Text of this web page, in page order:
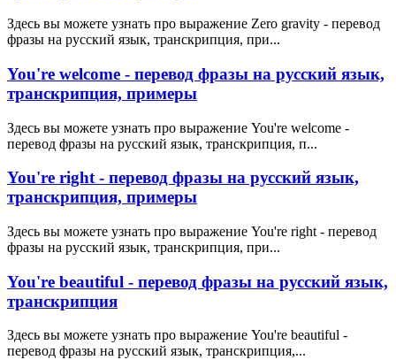
Здесь вы можете узнать про выражение Zero gravity - перевод
фразы на русский язык, транскрипция, при...
You're welcome - перевод фразы на русский язык,
транскрипция, примеры
Здесь вы можете узнать про выражение You're welcome -
перевод фразы на русский язык, транскрипция, п...
You're right - перевод фразы на русский язык,
транскрипция, примеры
Здесь вы можете узнать про выражение You're right - перевод
фразы на русский язык, транскрипция, при...
You're beautiful - перевод фразы на русский язык,
транскрипция
Здесь вы можете узнать про выражение You're beautiful -
перевод фразы на русский язык, транскрипция,...